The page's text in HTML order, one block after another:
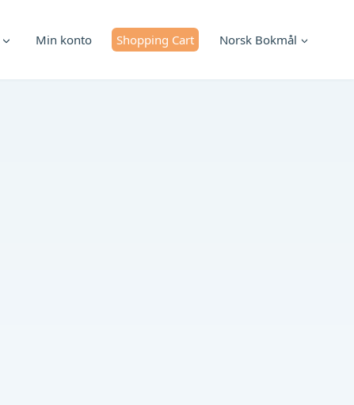
Min konto Shopping Cart Norsk Bokmål